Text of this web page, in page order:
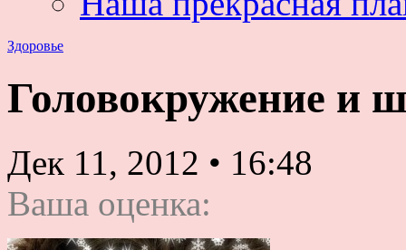
Здоровье
Головокружение и
Дек 11, 2012 • 16:48
Ваша оценка: